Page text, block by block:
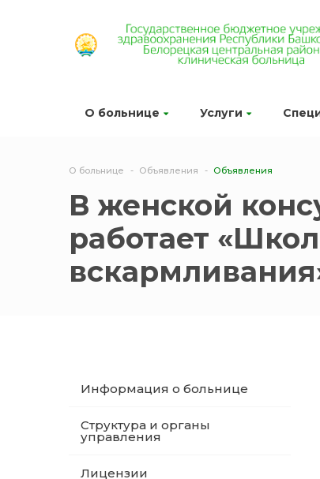
О больнице Услуги
О больнице Объявления Объявления
В женской
работает
Информация о больнице
Структура и органы
управления
Лицензии